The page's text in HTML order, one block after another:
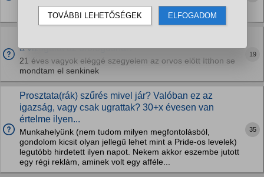
elmenni orvoshoz Eléggé szegyellem
a vizsgálat az urológusnal?
21 éves vagyok eléggé szegyelem az orvos előtt Itthon se
mondtam el senkinek
19
Prosztata(rák) szűrés mivel jár? Valóban ez az
igazság, vagy csak ugrattak? 30+x évesen van
értelme ilyen...
Munkahelyünk (nem tudom milyen megfontolásból,
gondolom kicsit olyan jellegű lehet mint a Pride-os levelek)
legutóbb hirdetett ilyen napot. Nekem akkor eszembe jutott
egy régi reklám, aminek volt egy afféle...
35